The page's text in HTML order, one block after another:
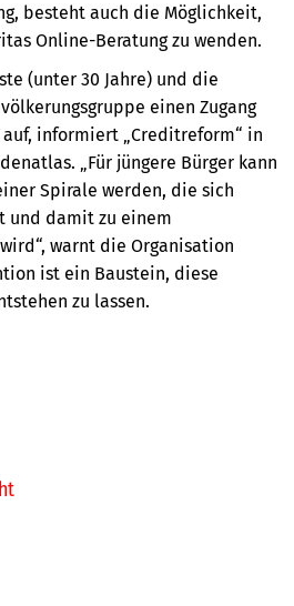
besteht auch die Möglichkeit,
Online-Beratung zu wenden.
(unter 30 Jahre) und die
einen Zugang
informiert „Creditreform“ in
„Für jüngere Bürger kann
Spirale werden, die sich
und damit zu einem
warnt die Organisation
ist ein Baustein, diese
zu lassen.